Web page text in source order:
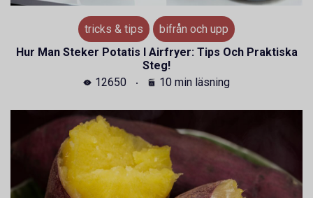
tricks & tips
bifrån och upp
Hur Man Steker Potatis I Airfryer: Tips Och Praktiska
Steg!
12650
10 min läsning